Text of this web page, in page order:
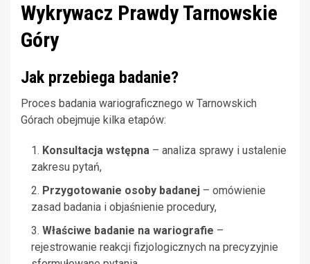
Wykrywacz Prawdy Tarnowskie
Góry
Jak przebiega badanie?
Proces badania wariograficznego w Tarnowskich
Górach obejmuje kilka etapów:
Konsultacja wstępna – analiza sprawy i ustalenie
zakresu pytań,
Przygotowanie osoby badanej – omówienie
zasad badania i objaśnienie procedury,
Właściwe badanie na wariografie –
rejestrowanie reakcji fizjologicznych na precyzyjnie